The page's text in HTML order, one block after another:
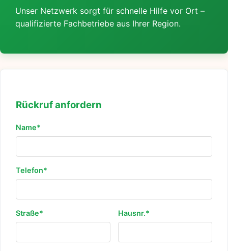
Unser Netzwerk sorgt für schnelle Hilfe vor Ort –
qualifizierte Fachbetriebe aus Ihrer Region.
Rückruf anfordern
Name*
Telefon*
Straße* Hausnr.*